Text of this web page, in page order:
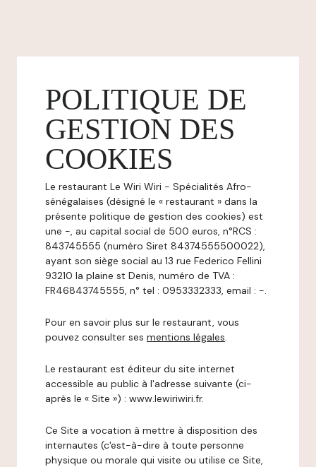
POLITIQUE DE
GESTION DES
COOKIES
Le restaurant Le Wiri Wiri - Spécialités Afro-
sénégalaises (désigné le « restaurant » dans la
présente politique de gestion des cookies) est
une -, au capital social de 500 euros, n°RCS :
843745555 (numéro Siret 84374555500022),
ayant son siège social au 13 rue Federico Fellini
93210 la plaine st Denis, numéro de TVA :
FR46843745555, n° tel : 0953332333, email : -.
Pour en savoir plus sur le restaurant, vous
pouvez consulter ses mentions légales.
Le restaurant est éditeur du site internet
accessible au public à l'adresse suivante (ci-
après le « Site ») : www.lewiriwiri.fr.
Ce Site a vocation à mettre à disposition des
internautes (c'est-à-dire à toute personne
physique ou morale qui visite ou utilise ce Site,